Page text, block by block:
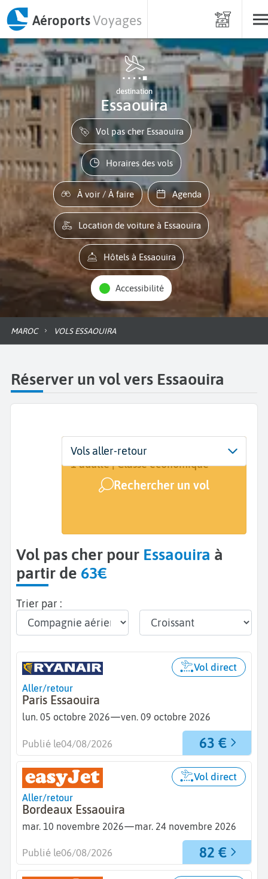
AéroportsVoyages
destination
Essaouira
Vol pas cher Essaouira
Horaires des vols
À voir / À faire Agenda
Location de voiture à Essaouira
Hôtels à Essaouira
Accessibilité
MAROC VOLS ESSAOUIRA
Réserver un vol vers Essaouira
Départ
De...
Dates
Dates de votre voyage
Voyageurs | Classe
1 adulte | Classe économique
Rechercher un vol
Vols aller-retour
Vol pas cher pour Essaouira à
partir de 63€
Trier par :
Aller/retour
Paris Essaouira
lun. 05 octobre 2026—ven. 09 octobre 2026
Vol direct
63 €
Publié le04/08/2026
Aller/retour
Bordeaux Essaouira
mar. 10 novembre 2026—mar. 24 novembre 2026
Vol direct
82 €
Publié le06/08/2026